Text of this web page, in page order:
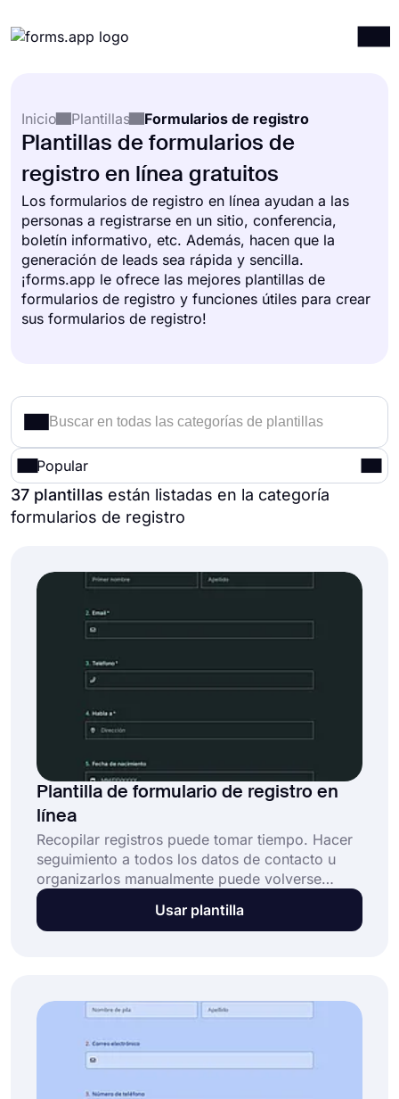
Integraciones
Recursos
Precios
Inicio
Plantillas Formularios de registro
Plantillas de formularios de
registro en línea gratuitos
Los formularios de registro en línea ayudan a las
personas a registrarse en un sitio, conferencia,
boletín informativo, etc. Además, hacen que la
generación de leads sea rápida y sencilla.
¡forms.app le ofrece las mejores plantillas de
formularios de registro y funciones útiles para crear
sus formularios de registro!
Popular
37 plantillas están listadas en la categoría
formularios de registro
Plantilla de formulario de registro en
línea
Recopilar registros puede tomar tiempo. Hacer
seguimiento a todos los datos de contacto u
organizarlos manualmente puede volverse
abrumador rápidamente. Una plantilla de
formulario de registro en línea es una gran
Usar plantilla